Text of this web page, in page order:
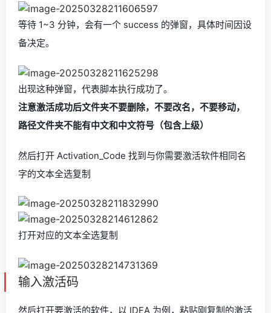
等待 1~3 分钟，会有一个 success 的弹窗，具体时间因设
备决定。
出现这种弹窗，代表脚本执行成功了。
注意激活成功后文件夹不要删除，不要改名，不要移动，
路径文件夹不能有中文和中文符号（包含上级）
然后打开 Activation_Code 找到与你需要激活软件相同名
字的文本全选复制
打开对应的文本全选复制
输入激活码
然后打开要激活的软件，以 IDEA 为例，粘贴刚复制的激活